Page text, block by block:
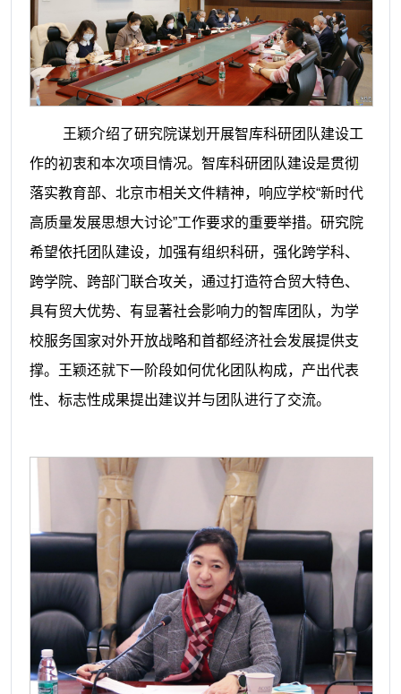
王颖介绍了研究院谋划开展智库科研团队建设工
作的初衷和本次项目情况。智库科研团队建设是贯彻
落实教育部、北京市相关文件精神，响应学校“新时代
高质量发展思想大讨论”工作要求的重要举措。研究院
希望依托团队建设，加强有组织科研，强化跨学科、
跨学院、跨部门联合攻关，通过打造符合贸大特色、
具有贸大优势、有显著社会影响力的智库团队，为学
校服务国家对外开放战略和首都经济社会发展提供支
撑。王颖还就下一阶段如何优化团队构成，产出代表
性、标志性成果提出建议并与团队进行了交流。